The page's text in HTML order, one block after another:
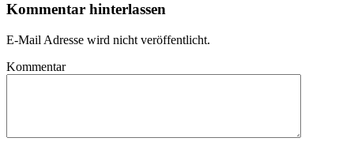
Kommentar hinterlassen
E-Mail Adresse wird nicht veröffentlicht.
Kommentar